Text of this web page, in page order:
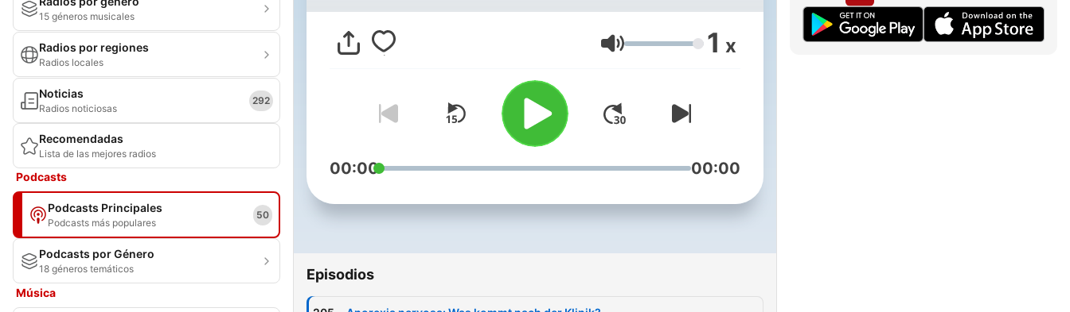
15 géneros musicales
Radios por regiones
Radios locales
Noticias
Radios noticiosas
292
Recomendadas
Lista de las mejores radios
Podcasts
Podcasts Principales
Podcasts más populares
50
Podcasts por Género
18 géneros temáticos
Música
interessante, relevante und
unterhaltenden Beiträge aus
der ganzen Welt der Medizin.
Wir sprechen in unseren
Episoden mit Fachpersonen
aus Klinik und Praxis über
Gesundheit, Krankheit,
Diagnostik, Therapie,
Studien, neue Erkenntnisse
Der Springer Medizin Podcast
SpringerMedizin.de, der
Volumen 1 x
00:00 00:00
Episodios